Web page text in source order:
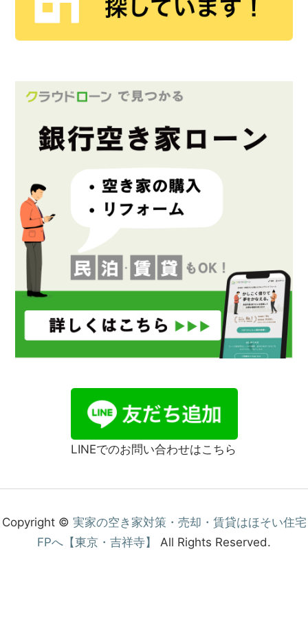
LINEでのお問い合わせはこちら
Copyright © 実家の空き家対策・売却・賃貸はほそい住宅
FPへ【東京・吉祥寺】
All Rights Reserved.